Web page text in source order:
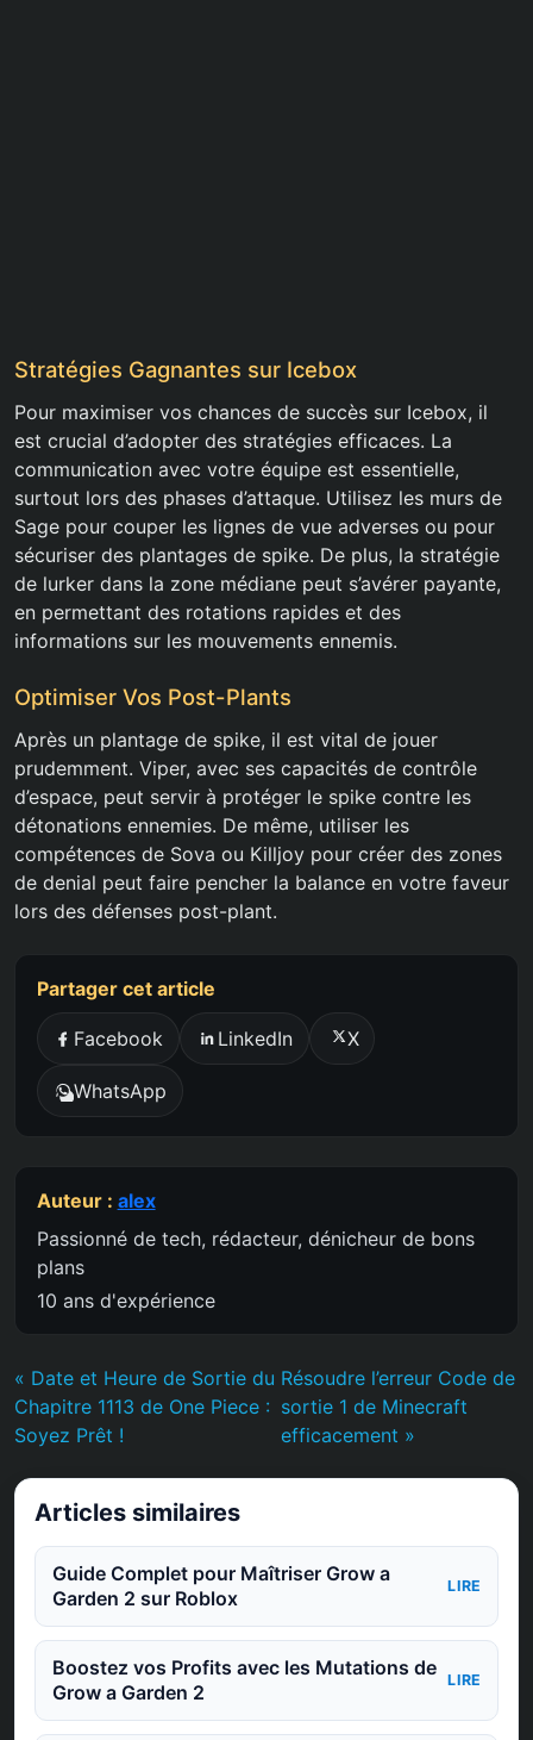
Stratégies Gagnantes sur Icebox
Pour maximiser vos chances de succès sur Icebox, il
est crucial d’adopter des stratégies efficaces. La
communication avec votre équipe est essentielle,
surtout lors des phases d’attaque. Utilisez les murs de
Sage pour couper les lignes de vue adverses ou pour
sécuriser des plantages de spike. De plus, la stratégie
de lurker dans la zone médiane peut s’avérer payante,
en permettant des rotations rapides et des
informations sur les mouvements ennemis.
Optimiser Vos Post-Plants
Après un plantage de spike, il est vital de jouer
prudemment. Viper, avec ses capacités de contrôle
d’espace, peut servir à protéger le spike contre les
détonations ennemies. De même, utiliser les
compétences de Sova ou Killjoy pour créer des zones
de denial peut faire pencher la balance en votre faveur
lors des défenses post-plant.
Partager cet article
Facebook LinkedIn X
WhatsApp
Auteur : alex
Passionné de tech, rédacteur, dénicheur de bons
plans
10 ans d'expérience
« Date et Heure de Sortie du
Chapitre 1113 de One Piece :
Soyez Prêt !
Résoudre l’erreur Code de
sortie 1 de Minecraft
efficacement »
Articles similaires
Guide Complet pour Maîtriser Grow a
Garden 2 sur Roblox
LIRE
Boostez vos Profits avec les Mutations de
Grow a Garden 2
LIRE